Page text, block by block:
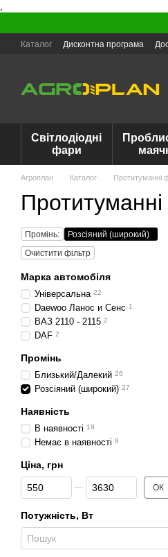
Каталог Дисконтна програма
Світлодіодні
фари
Агроплан Каталог Протитуманні
Промінь:
Розсіяний (широкий)
Очистити фільтр
Марка автомобіля
Універсальна 22
Daewoo Ланос и Сенс 1
ВАЗ 2110 - 2115 2
DAF 2
Промінь
Близький/Далекий 26
Розсіяний (широкий) 27
Наявність
В наявності 19
Немає в наявності 8
Ціна, грн
Від Ціна, грн
До Ціна, грн ОК
Потужність, Вт